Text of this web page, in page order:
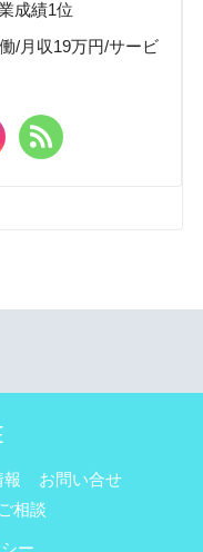
成績1位
/月収19万円/サービ
報
お問い合せ
相談
ー